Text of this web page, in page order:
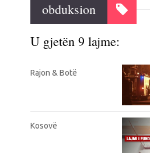
obduksion
U gjetën 9 lajme:
Rajon & Botë
Kosovë